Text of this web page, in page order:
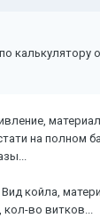
калькулятору
на полном
койла,
во витков...